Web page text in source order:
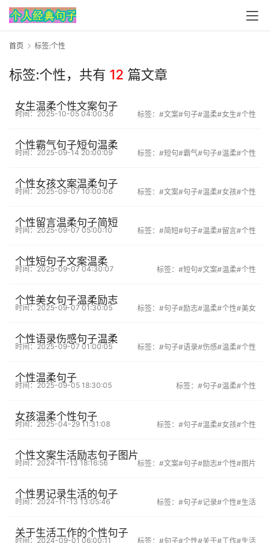
首页 标签:个性
标签:个性， 共有 12 篇文章
女生温柔个性文案句子
时间：2025-10-05 04:00:36 标签： #文案#句子#温柔#女生#个性
个性霸气句子短句温柔
时间：2025-09-14 20:00:09 标签： #短句#霸气#句子#温柔#个性
个性女孩文案温柔句子
时间：2025-09-07 10:00:06 标签： #文案#句子#温柔#女孩#个性
个性留言温柔句子简短
时间：2025-09-07 05:00:10 标签： #简短#句子#温柔#留言#个性
个性短句子文案温柔
时间：2025-09-07 04:30:07 标签： #短句#文案#温柔#个性
个性美女句子温柔励志
时间：2025-09-07 01:30:05 标签： #句子#励志#温柔#个性#美女
个性语录伤感句子温柔
时间：2025-09-07 01:00:05 标签： #句子#语录#伤感#温柔#个性
个性温柔句子
时间：2025-09-05 18:30:05 标签： #句子#温柔#个性
女孩温柔个性句子
时间：2025-04-29 11:31:08 标签： #句子#温柔#女孩#个性
个性文案生活励志句子图片
时间：2024-11-13 18:16:56 标签： #文案#句子#励志#个性#图片
个性男记录生活的句子
时间：2024-11-13 13:05:46 标签： #句子#记录#个性#生活
关于生活工作的个性句子
时间：2024-09-01 06:00:11 标签： #句子#个性#关于#工作#生活